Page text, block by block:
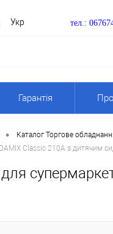
Укр тел.:
Гарантія
• Каталог Торгове
Classic 210A з дитячим